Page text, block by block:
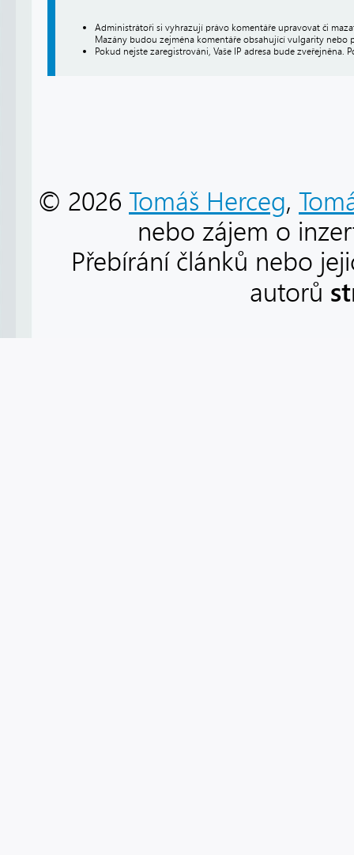
Administrátoři si vyhrazují právo komentáře upravovat či
Mazány budou zejména komentáře obsahující vulgarity nebo
Pokud nejste zaregistrováni, Vaše IP adresa bude
© 2026 Tomáš Herceg,
nebo zájem o
Přebírání článků nebo
autorů